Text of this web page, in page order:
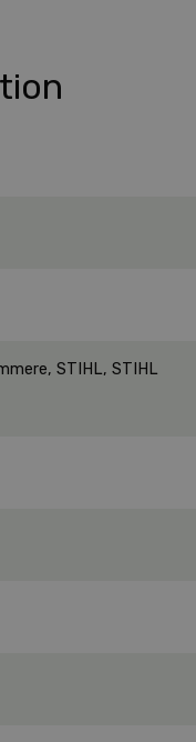
, STIHL, STIHL